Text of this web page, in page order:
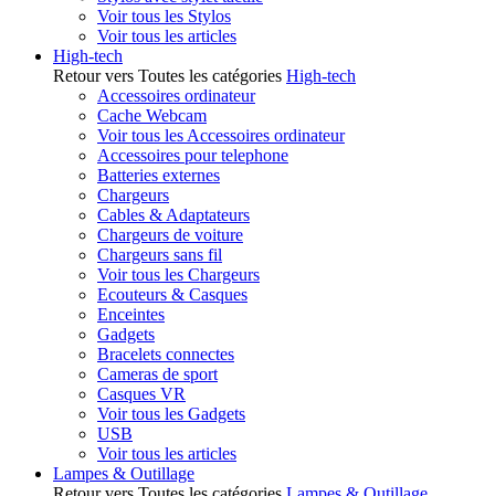
Voir tous les Stylos
Voir tous les articles
High-tech
Retour vers Toutes les catégories High-tech
Accessoires ordinateur
Cache Webcam
Voir tous les Accessoires ordinateur
Accessoires pour telephone
Batteries externes
Chargeurs
Cables & Adaptateurs
Chargeurs de voiture
Chargeurs sans fil
Voir tous les Chargeurs
Ecouteurs & Casques
Enceintes
Gadgets
Bracelets connectes
Cameras de sport
Casques VR
Voir tous les Gadgets
USB
Voir tous les articles
Lampes & Outillage